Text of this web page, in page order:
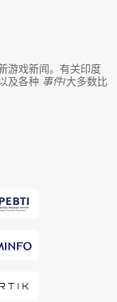
游戏新闻。有关印度
及各种 事件/大多数比